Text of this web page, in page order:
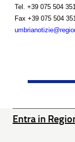
Tel. +39 075 504
Fax +39 075 504
Entra in